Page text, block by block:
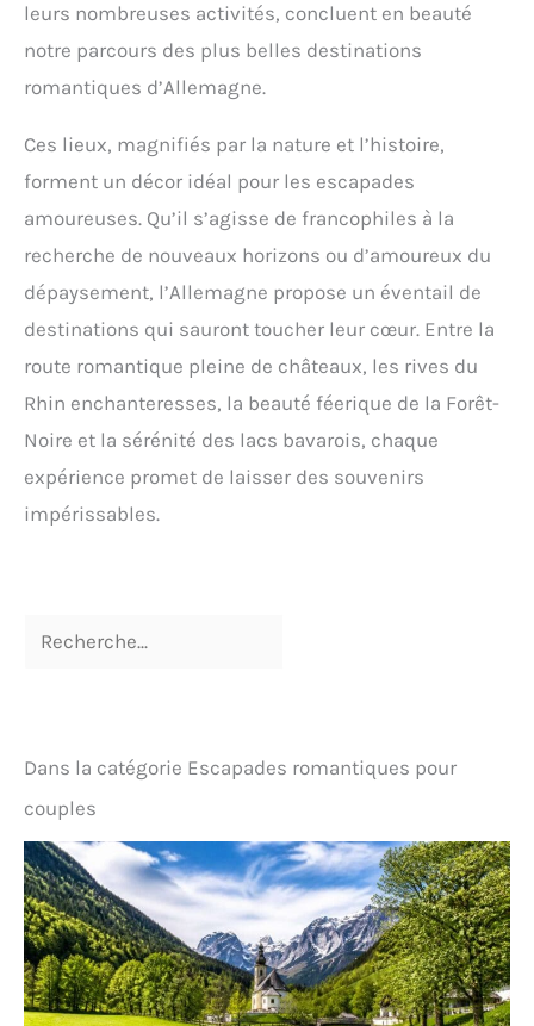
leurs nombreuses activités, concluent en beauté
notre parcours des plus belles destinations
romantiques d’Allemagne.
Ces lieux, magnifiés par la nature et l’histoire,
forment un décor idéal pour les escapades
amoureuses. Qu’il s’agisse de francophiles à la
recherche de nouveaux horizons ou d’amoureux du
dépaysement, l’Allemagne propose un éventail de
destinations qui sauront toucher leur cœur. Entre la
route romantique pleine de châteaux, les rives du
Rhin enchanteresses, la beauté féerique de la Forêt-
Noire et la sérénité des lacs bavarois, chaque
expérience promet de laisser des souvenirs
impérissables.
Dans la catégorie Escapades romantiques pour
couples